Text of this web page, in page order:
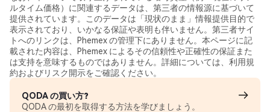
ルタイム価格）に関連するデータは、第三者の情報源に基づいて
提供されています。このデータは「現状のまま」情報提供目的で
表示されており、いかなる保証や表明も伴いません。第三者サイ
トへのリンクは、Phemex の管理下にありません。本ページに記
載された内容は、Phemex によるその信頼性や正確性の保証また
は支持を意味するものではありません。詳細については、利用規
約およびリスク開示をご確認ください。
QODA の買い方?
QODA の最初を取得する方法を学びましょう。